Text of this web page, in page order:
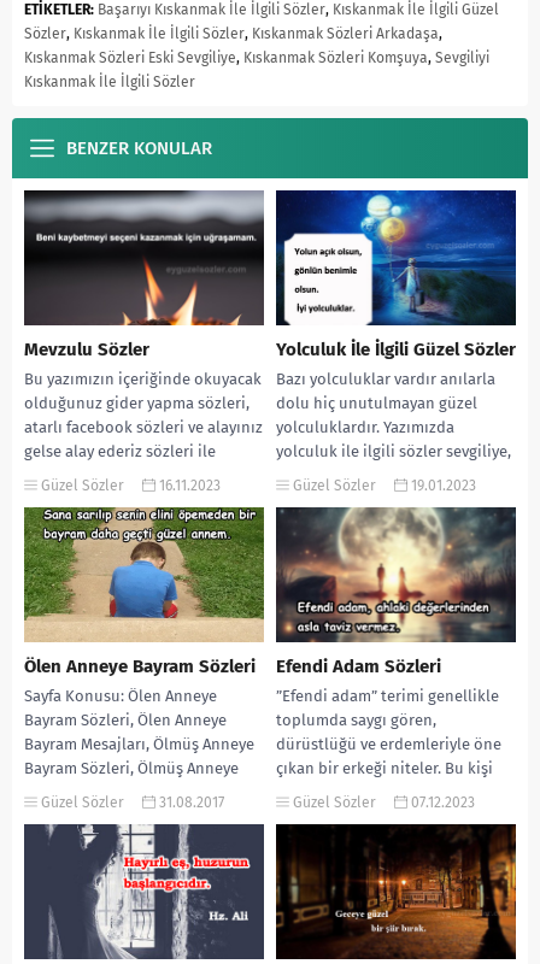
ETİKETLER: Başarıyı Kıskanmak İle İlgili Sözler, Kıskanmak İle İlgili Güzel
Sözler, Kıskanmak İle İlgili Sözler, Kıskanmak Sözleri Arkadaşa,
Kıskanmak Sözleri Eski Sevgiliye, Kıskanmak Sözleri Komşuya, Sevgiliyi
Kıskanmak İle İlgili Sözler
BENZER KONULAR
Mevzulu Sözler
Bu yazımızın içeriğinde okuyacak
olduğunuz gider yapma sözleri,
atarlı facebook sözleri ve alayınız
gelse alay ederiz sözleri ile
yorum yapabilirsiniz....
Güzel Sözler 16.11.2023
Yolculuk İle İlgili Güzel Sözler
Bazı yolculuklar vardır anılarla
dolu hiç unutulmayan güzel
yolculuklardır. Yazımızda
yolculuk ile ilgili sözler sevgiliye,
yolculuk sözleri kısa ve yolcu...
Güzel Sözler 19.01.2023
Ölen Anneye Bayram Sözleri
Sayfa Konusu: Ölen Anneye
Bayram Sözleri, Ölen Anneye
Bayram Mesajları, Ölmüş Anneye
Bayram Sözleri, Ölmüş Anneye
Bayram Mesajları, Vefat Eden...
Güzel Sözler 31.08.2017
Efendi Adam Sözleri
”Efendi adam” terimi genellikle
toplumda saygı gören,
dürüstlüğü ve erdemleriyle öne
çıkan bir erkeği niteler. Bu kişi
genellikle başkalarına karşı...
Güzel Sözler 07.12.2023